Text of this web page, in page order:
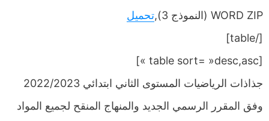
WORD ZIP (النموذج 3),
تحميل
[/table]
[table sort= »desc,asc »]
جذاذات الرياضيات المستوى الثاني ابتدائي 2022/2023
وفق المقرر الرسمي الجديد والمنهاج المنقح لجميع المواد